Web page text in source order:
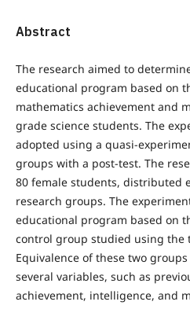
Abstract
The research aimed to
educational program based on
mathematics achievement and
grade science students. The
adopted using a quasi-
groups with a post-test. The
80 female students, distributed
research groups. The
educational program based on
control group studied using the
Equivalence of these two
several variables, such as
achievement, intelligence, and